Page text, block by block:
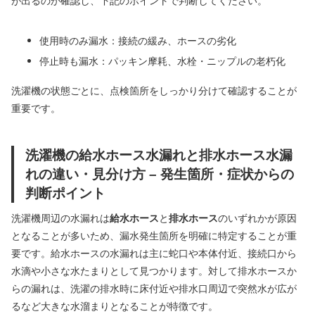
使用時のみ漏水：接続の緩み、ホースの劣化
停止時も漏水：パッキン摩耗、水栓・ニップルの老朽化
洗濯機の状態ごとに、点検箇所をしっかり分けて確認することが
重要です。
洗濯機の給水ホース水漏れと排水ホース水漏
れの違い・見分け方 – 発生箇所・症状からの
判断ポイント
洗濯機周辺の水漏れは給水ホースと排水ホースのいずれかが原因
となることが多いため、漏水発生箇所を明確に特定することが重
要です。給水ホースの水漏れは主に蛇口や本体付近、接続口から
水滴や小さな水たまりとして見つかります。対して排水ホースか
らの漏れは、洗濯の排水時に床付近や排水口周辺で突然水が広が
るなど大きな水溜まりとなることが特徴です。